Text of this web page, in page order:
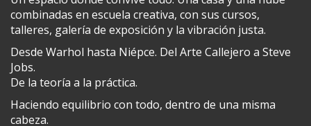
combinadas en escuela creativa, con sus cursos,
talleres, galería de exposición y la vibración justa.
Desde Warhol hasta Niépce. Del Arte Callejero a Steve
Jobs.
De la teoría a la práctica.
Haciendo equilibrio con todo, dentro de una misma
cabeza.